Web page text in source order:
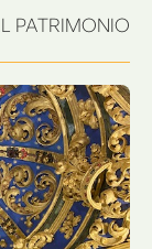
PATRIMONIO